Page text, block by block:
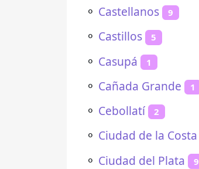
⚬ Castellanos 9
⚬ Castillos 5
⚬ Casupá 1
⚬ Cañada Grande 1
⚬ Cebollatí 2
⚬ Ciudad de la Costa
⚬ Ciudad del Plata 9